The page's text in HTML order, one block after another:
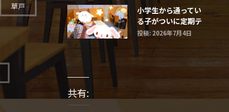
草戸
小学生から通ってい
る子がついに定期テ
ストで最高得点だ
投稿: 2026年7月4日
共有: